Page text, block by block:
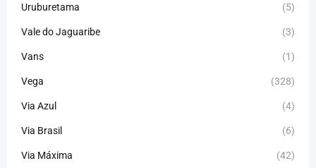
Uruburetama (5)
Vale do Jaguaribe (3)
Vans (1)
Vega (328)
Via Azul (4)
Via Brasil (6)
Via Máxima (42)